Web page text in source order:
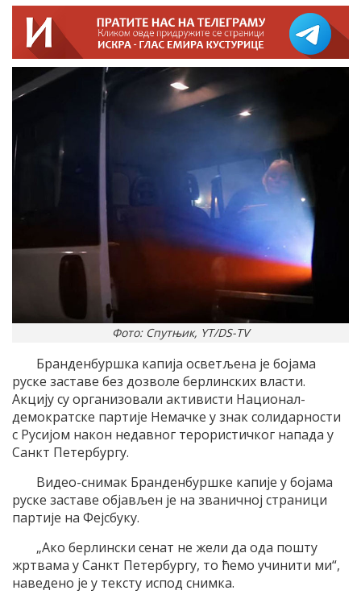
Фото: Спутњик, YT/DS-TV
Бранденбуршка капија осветљена је бојама
руске заставе без дозволе берлинских власти.
Акцију су организовали активисти Национал-
демократске партије Немачке у знак солидарности
с Русијом након недавног терористичког напада у
Санкт Петербургу.
Видео-снимак Бранденбуршке капије у бојама
руске заставе објављен је на званичној страници
партије на Фејсбуку.
„Ако берлински сенат не жели да ода пошту
жртвама у Санкт Петербургу, то ћемо учинити ми“,
наведено је у тексту испод снимка.